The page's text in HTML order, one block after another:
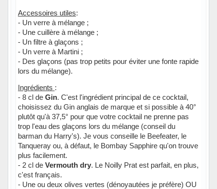
Accessoires utiles:
- Un verre à mélange ;
- Une cuillère à mélange ;
- Un filtre à glaçons ;
- Un verre à Martini ;
- Des glaçons (pas trop petits pour éviter une fonte rapide
lors du mélange).
Ingrédients :
- 8 cl de Gin. C'est l'ingrédient principal de ce cocktail,
choisissez du Gin anglais de marque et si possible à 40°
plutôt qu'à 37,5° pour que votre cocktail ne prenne pas
trop l'eau des glaçons lors du mélange (conseil du
barman du Harry's). Je vous conseille le Beefeater, le
Tanqueray ou, à défaut, le Bombay Sapphire qu'on trouve
plus facilement.
- 2 cl de Vermouth dry. Le Noilly Prat est parfait, en plus,
c'est français.
- Une ou deux olives vertes (dénoyautées je préfère) OU